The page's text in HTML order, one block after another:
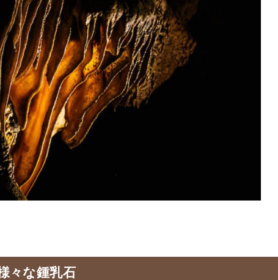
々な鍾乳石